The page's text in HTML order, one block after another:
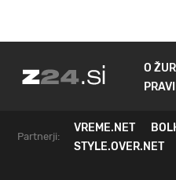
O
Partnerji:
VREME.NET
STYLE.OVER.NET